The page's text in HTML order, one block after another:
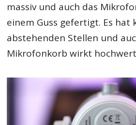
massiv und auch das
einem Guss gefertigt. Es hat
abstehenden Stellen und
Mikrofonkorb wirkt